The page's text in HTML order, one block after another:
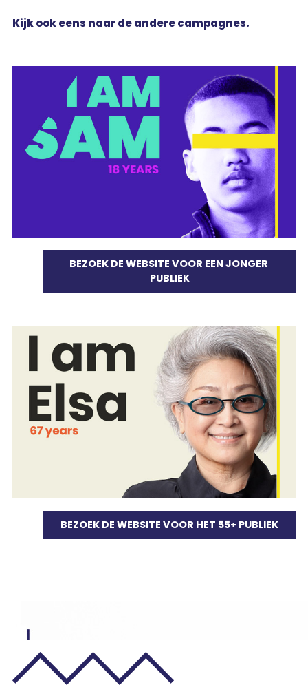
Kijk ook eens naar de andere campagnes.
BEZOEK DE WEBSITE VOOR EEN JONGER
PUBLIEK
BEZOEK DE WEBSITE VOOR HET 55+ PUBLIEK